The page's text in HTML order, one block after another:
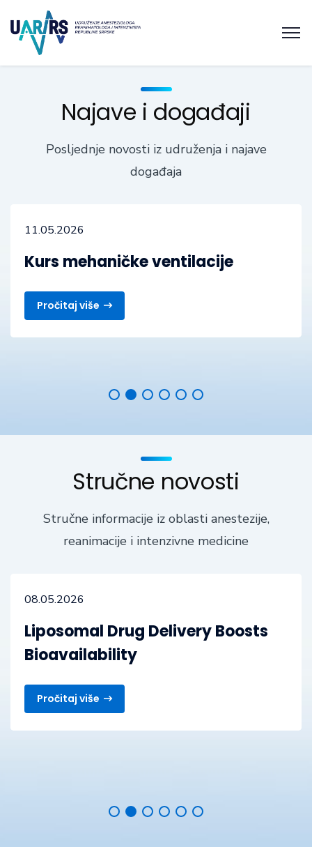
Najave i događaji
Posljednje novosti iz udruženja i najave
događaja
11.05.2026
Kurs mehaničke ventilacije
Pročitaj više
Stručne novosti
Stručne informacije iz oblasti anestezije,
reanimacije i intenzivne medicine
08.05.2026
Liposomal Drug Delivery Boosts
Bioavailability
Pročitaj više